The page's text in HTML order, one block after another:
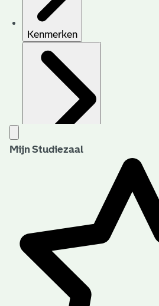
Kenmerken
Mijn Studiezaal